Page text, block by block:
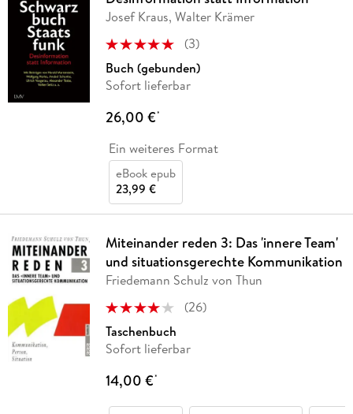
Josef Kraus, Walter Krämer
(3)
Buch (gebunden)
Sofort lieferbar
26,00 €*
Ein weiteres Format
eBook epub
23,99 €
Miteinander reden 3: Das 'innere Team'
und situationsgerechte Kommunikation
Friedemann Schulz von Thun
(26)
Taschenbuch
Sofort lieferbar
14,00 €*